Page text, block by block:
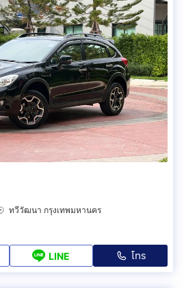
ทวีวัฒนา กรุงเทพมหานคร
LINE โทร